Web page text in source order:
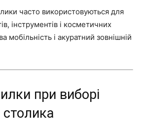
часто використовуються для
інструментів і косметичних
мобільність і акуратний зовнішній
при виборі